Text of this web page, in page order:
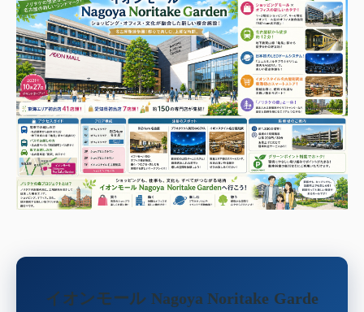
イオンモール Nagoya Noritake Garde